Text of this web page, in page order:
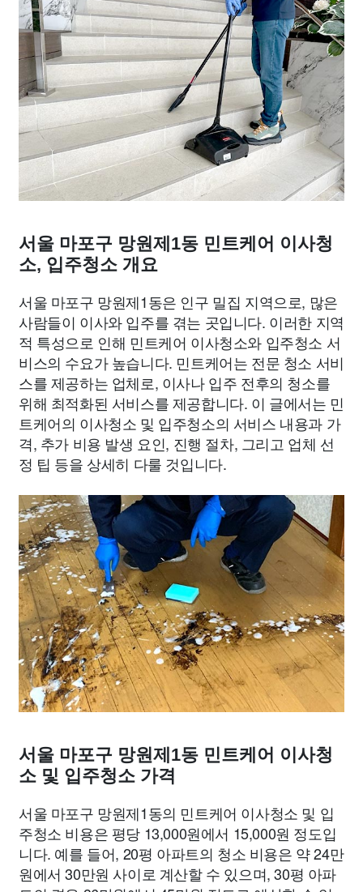
서울 마포구 망원제1동 민트케어 이사청
소, 입주청소 개요
서울 마포구 망원제1동은 인구 밀집 지역으로, 많은
사람들이 이사와 입주를 겪는 곳입니다. 이러한 지역
적 특성으로 인해 민트케어 이사청소와 입주청소 서
비스의 수요가 높습니다. 민트케어는 전문 청소 서비
스를 제공하는 업체로, 이사나 입주 전후의 청소를
위해 최적화된 서비스를 제공합니다. 이 글에서는 민
트케어의 이사청소 및 입주청소의 서비스 내용과 가
격, 추가 비용 발생 요인, 진행 절차, 그리고 업체 선
정 팁 등을 상세히 다룰 것입니다.
서울 마포구 망원제1동 민트케어 이사청
소 및 입주청소 가격
서울 마포구 망원제1동의 민트케어 이사청소 및 입
주청소 비용은 평당 13,000원에서 15,000원 정도입
니다. 예를 들어, 20평 아파트의 청소 비용은 약 24만
원에서 30만원 사이로 계산할 수 있으며, 30평 아파